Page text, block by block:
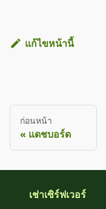
แก้ไขหน้านี้
ก่อนหน้า
แดชบอร์ด
เช่าเซิร์ฟเวอร์